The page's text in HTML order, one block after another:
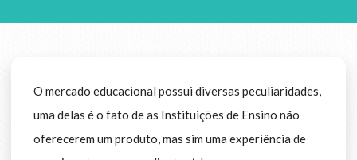
O mercado educacional possui diversas peculiaridades,
uma delas é o fato de as Instituições de Ensino não
oferecerem um produto, mas sim uma experiência de